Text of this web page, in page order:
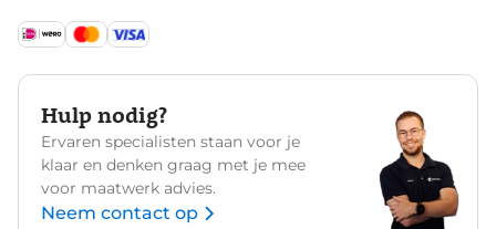
Hulp nodig?
Ervaren specialisten staan voor je
klaar en denken graag met je mee
voor maatwerk advies.
Neem contact op